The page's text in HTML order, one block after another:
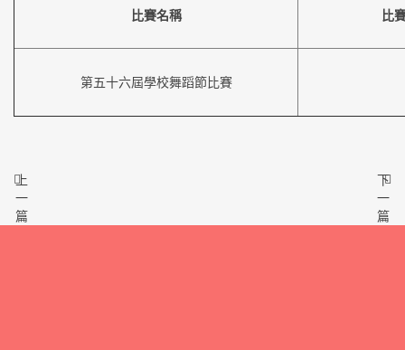
比賽名稱 比
第五十六屆學校舞蹈節比賽
上
一
篇
下
一
篇